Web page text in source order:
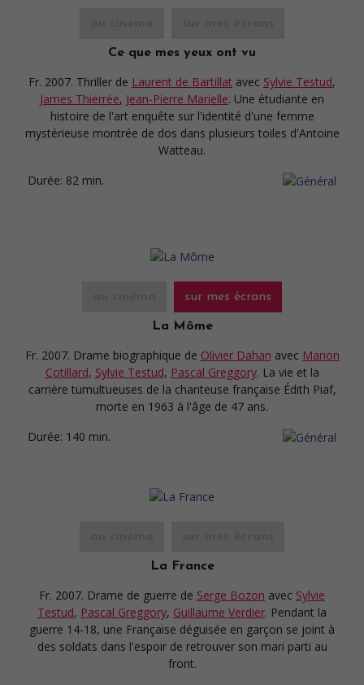
Ce que mes yeux ont vu
Fr. 2007. Thriller de Laurent de Bartillat avec Sylvie Testud,
James Thierrée, Jean-Pierre Marielle. Une étudiante en
histoire de l'art enquête sur l'identité d'une femme
mystérieuse montrée de dos dans plusieurs toiles d'Antoine
Watteau.
Durée: 82 min.
sur mes écrans
La Môme
Fr. 2007. Drame biographique de Olivier Dahan avec Marion
Cotillard, Sylvie Testud, Pascal Greggory. La vie et la
carrière tumultueuses de la chanteuse française Édith Piaf,
morte en 1963 à l'âge de 47 ans.
Durée: 140 min.
La France
Fr. 2007. Drame de guerre de Serge Bozon avec Sylvie
Testud, Pascal Greggory, Guillaume Verdier. Pendant la
guerre 14-18, une Française déguisée en garçon se joint à
des soldats dans l'espoir de retrouver son mari parti au
front.